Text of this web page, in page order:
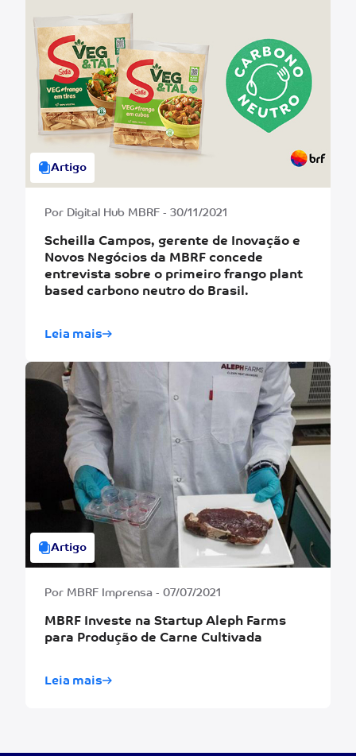
Artigo
Por Digital Hub MBRF - 30/11/2021
Scheilla Campos, gerente de Inovação e
Novos Negócios da MBRF concede
entrevista sobre o primeiro frango plant
based carbono neutro do Brasil.
Leia mais
Artigo
Por MBRF Imprensa - 07/07/2021
MBRF Investe na Startup Aleph Farms
para Produção de Carne Cultivada
Leia mais